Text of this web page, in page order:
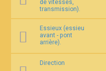
de vitesses,
transmission).
Essieux (essieu
avant - pont
arrière).
Direction